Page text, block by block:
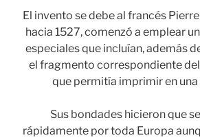
El invento se debe al francés
hacia 1527, comenzó a emplear
especiales que incluían, además
el fragmento correspondiente
que permitía imprimir en
Sus bondades hicieron que
rápidamente por toda Europa